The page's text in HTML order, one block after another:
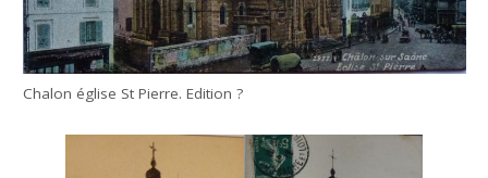
Chalon église St Pierre. Edition ?